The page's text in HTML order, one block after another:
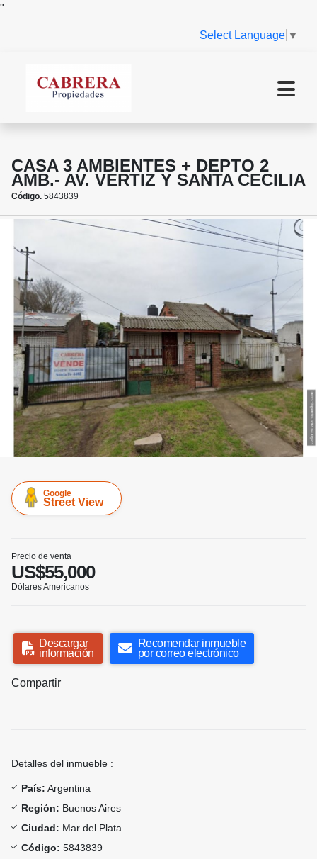
"
Select Language ▼
CASA 3 AMBIENTES + DEPTO 2
AMB.- AV. VERTIZ Y SANTA CECILIA
Código. 5843839
Google
Street View
Precio de venta
US$55,000
Dólares Americanos
Descargar
información
Recomendar inmueble
por correo electrónico
Compartir
Detalles del inmueble :
País: Argentina
Región: Buenos Aires
Ciudad: Mar del Plata
Código: 5843839